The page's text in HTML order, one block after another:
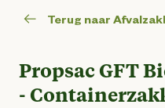
Terug naar
Propsac GFT
-